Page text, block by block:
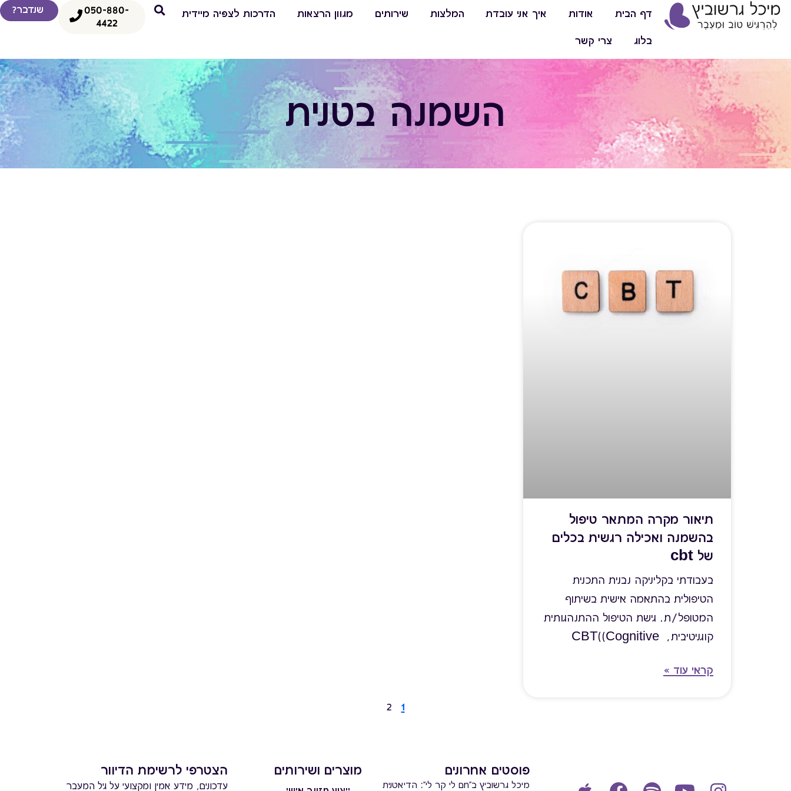
דף הבית אודות איך אני עובדת המלצות שירותים מגוון הרצאות הדרכות לצפיה מיידית
בלוג צרי קשר
050-880-
4422
שנדבר?
השמנה בטנית
תיאור מקרה המתאר טיפול
בהשמנה ואכילה רגשית בכלים
של cbt
בעבודתי בקליניקה נבנית התכנית
הטיפולית בהתאמה אישית בשיתוף
המטופל/ת. גישת הטיפול ההתנהגותית
קוגניטיבית, CBT((Cognitive
המיינדפולנס מובילות את התהליך
קראי עוד »
1
2
פוסטים אחרונים
מיכל גרשוביץ ב"חם לי קר לי": הדיאטנית
מוצרים ושירותים הצטרפי לרשימת הדיוור
עדכונים, מידע אמין ומקצועי על גיל המעבר